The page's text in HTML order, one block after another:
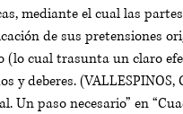
mediante el cual las
de sus pretensiones
(lo cual trasunta un claro
y deberes. (VALLESPINOS,
Un paso necesario” en